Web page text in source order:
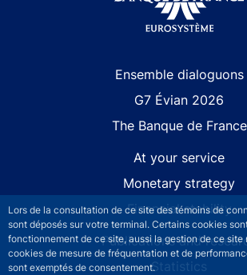
Lors de la consultation de ce site des témoins de
sont déposés sur votre terminal. Certains cookies
fonctionnement de ce site, aussi la gestion de ce site
cookies de mesure de fréquentation et de
sont exemptés de consentement.
Ensemble dialoguons
G7 Évian 2026
The Banque de France
At your service
Monetary strategy
Financial stability
Publications and
Statistics